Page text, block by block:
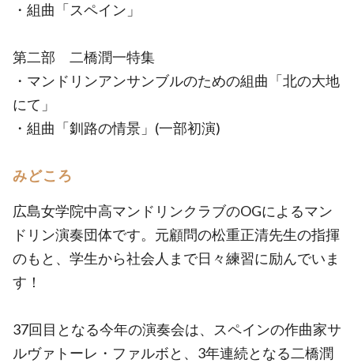
・組曲「スペイン」
第二部 二橋潤一特集
・マンドリンアンサンブルのための組曲「北の大地
にて」
・組曲「釧路の情景」(一部初演)
みどころ
広島女学院中高マンドリンクラブのOGによるマン
ドリン演奏団体です。元顧問の松重正清先生の指揮
のもと、学生から社会人まで日々練習に励んでいま
す！
37回目となる今年の演奏会は、スペインの作曲家サ
ルヴァトーレ・ファルボと、3年連続となる二橋潤